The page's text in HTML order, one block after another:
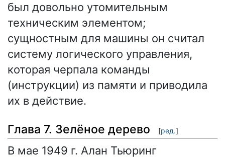
был довольно утомительным
техническим элементом;
сущностным для машины он считал
систему логического управления,
которая черпала команды
(инструкции) из памяти и приводила
их в действие.
Глава 7. Зелёное дерево [ред.]
В мае 1949 г. Алан Тьюринг